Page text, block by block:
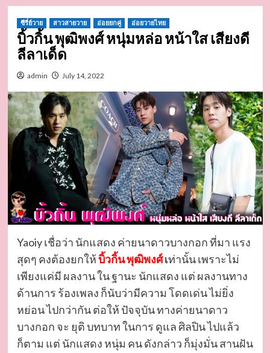
ซีรี่ย์วาย สาวสายวาย อ่อยยกคู่ อ่อยวายไทย
บิ้วกิ้น พุฒิพงศ์ หนุ่มหล่อ หน้าใส เสียงดี
ลีลาเด็ด
admin July 14, 2022
Yaoiy เชื่อว่า นักแสดง ค่ายนาดาวบางกอก ที่มา แรง
สุดๆ คงต้องยกให้บิ้วกิ้น พุฒิพงศ์เท่านั้น เพราะไม่
เพียงแค่มี ผลงาน ใน ฐานะ นักแสดง แต่ ผลงานทาง
ด้านการ ร้องเพลง ก็นับว่ามีความ โดดเด่น ไม่ยิ่ง
หย่อน ไปกว่ากัน ต่อให้ ปัจจุบัน ทางค่ายนาดาว
บางกอก จะ ยุติ บทบาท ในการ ดูแล ศิลปิน ไปแล้ว
ก็ตาม แต่ นักแสดง หนุ่ม คน ดังกล่าว ก็มุ่งมั่น สานฝัน